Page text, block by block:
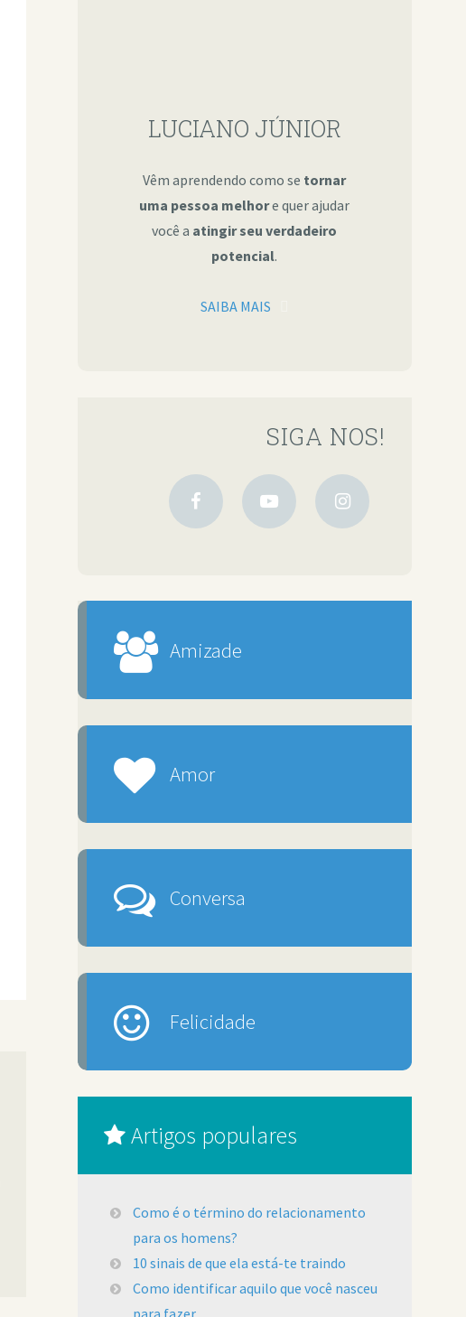
LUCIANO JÚNIOR
Vêm aprendendo como se tornar
uma pessoa melhore quer ajudar
você a atingir seu verdadeiro
potencial.
SAIBA MAIS
SIGA NOS!
Amizade
Amor
Conversa
Felicidade
Artigos populares
Como é o término do relacionamento
para os homens?
10 sinais de que ela está-te traindo
Como identificar aquilo que você nasceu